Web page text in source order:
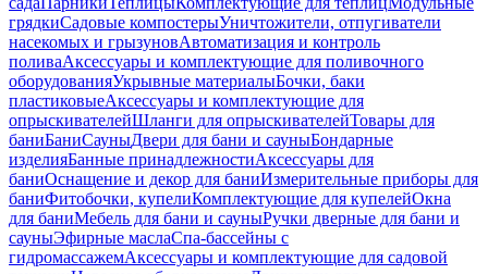
грядкиСадовые компостерыУничтожители, отпугиватели
насекомых и грызуновАвтоматизация и контроль
поливаАксессуары и комплектующие для поливочного
оборудованияУкрывные материалыБочки, баки
пластиковыеАксессуары и комплектующие для
опрыскивателейШланги для опрыскивателейТовары для
баниБаниСауныДвери для бани и сауныБондарные
изделияБанные принадлежностиАксессуары для
баниОснащение и декор для баниИзмерительные приборы для
баниФитобочки, купелиКомплектующие для купелейОкна
для баниМебель для бани и сауныРучки дверные для бани и
сауныЭфирные маслаСпа-бассейны с
гидромассажемАксессуары и комплектующие для садовой